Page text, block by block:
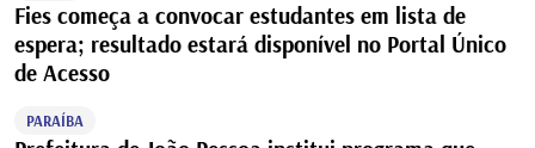
Fies começa a convocar estudantes em lista de
espera; resultado estará disponível no Portal Único
de Acesso
PARAÍBA